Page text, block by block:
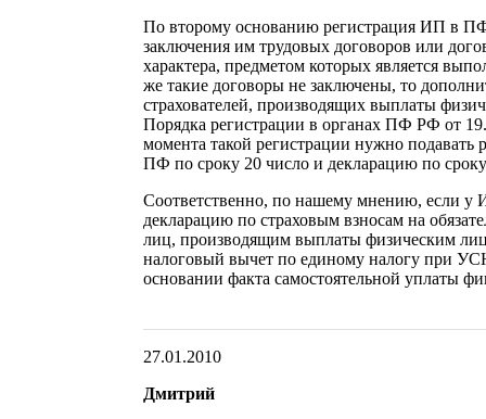
По второму основанию регистрация ИП в
заключения им трудовых договоров или
характера, предметом которых является
же такие договоры не заключены, то
страхователей, производящих выплаты
Порядка регистрации в органах ПФ РФ от
момента такой регистрации нужно подавать
ПФ по сроку 20 число и декларацию по
Соответственно, по нашему мнению, если у
декларацию по страховым взносам на
лиц, производящим выплаты физическим
налоговый вычет по единому налогу при
основании факта самостоятельной уплаты
27.01.2010
Дмитрий